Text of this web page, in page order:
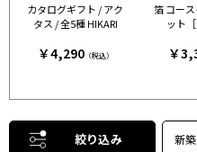
カタログギフト / アク
タス / 全5種 HIKARI
￥4,290（税込）
箔 コー
ット
￥
絞り込み